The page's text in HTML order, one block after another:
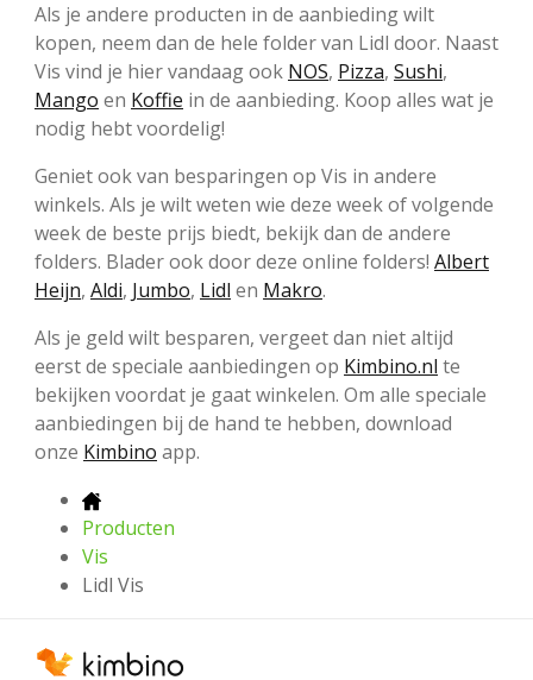
Als je andere producten in de aanbieding wilt
kopen, neem dan de hele folder van Lidl door. Naast
Vis vind je hier vandaag ook NOS, Pizza, Sushi,
Mango en Koffie in de aanbieding. Koop alles wat je
nodig hebt voordelig!
Geniet ook van besparingen op Vis in andere
winkels. Als je wilt weten wie deze week of volgende
week de beste prijs biedt, bekijk dan de andere
folders. Blader ook door deze online folders! Albert
Heijn, Aldi, Jumbo, Lidl en Makro.
Als je geld wilt besparen, vergeet dan niet altijd
eerst de speciale aanbiedingen op Kimbino.nl te
bekijken voordat je gaat winkelen. Om alle speciale
aanbiedingen bij de hand te hebben, download
onze Kimbino app.
Producten
Vis
Lidl Vis